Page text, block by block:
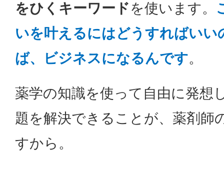
をひくキーワードを使います。
いを叶えるにはどうすればいい
ば、ビジネスになるんです。
薬学の知識を使って自由に発想
題を解決できることが、薬剤師
すから。